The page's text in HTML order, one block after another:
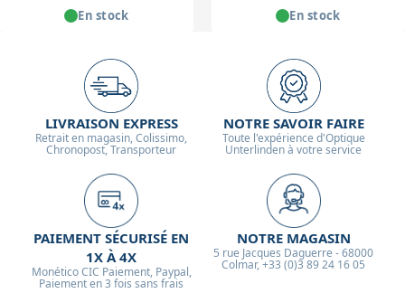
En stock En stock
LIVRAISON EXPRESS
Retrait en magasin, Colissimo,
Chronopost, Transporteur
NOTRE SAVOIR FAIRE
Toute l'expérience d'Optique
Unterlinden à votre service
PAIEMENT SÉCURISÉ EN
1X À 4X
Monético CIC Paiement, Paypal,
Paiement en 3 fois sans frais
NOTRE MAGASIN
5 rue Jacques Daguerre - 68000
Colmar, +33 (0)3 89 24 16 05